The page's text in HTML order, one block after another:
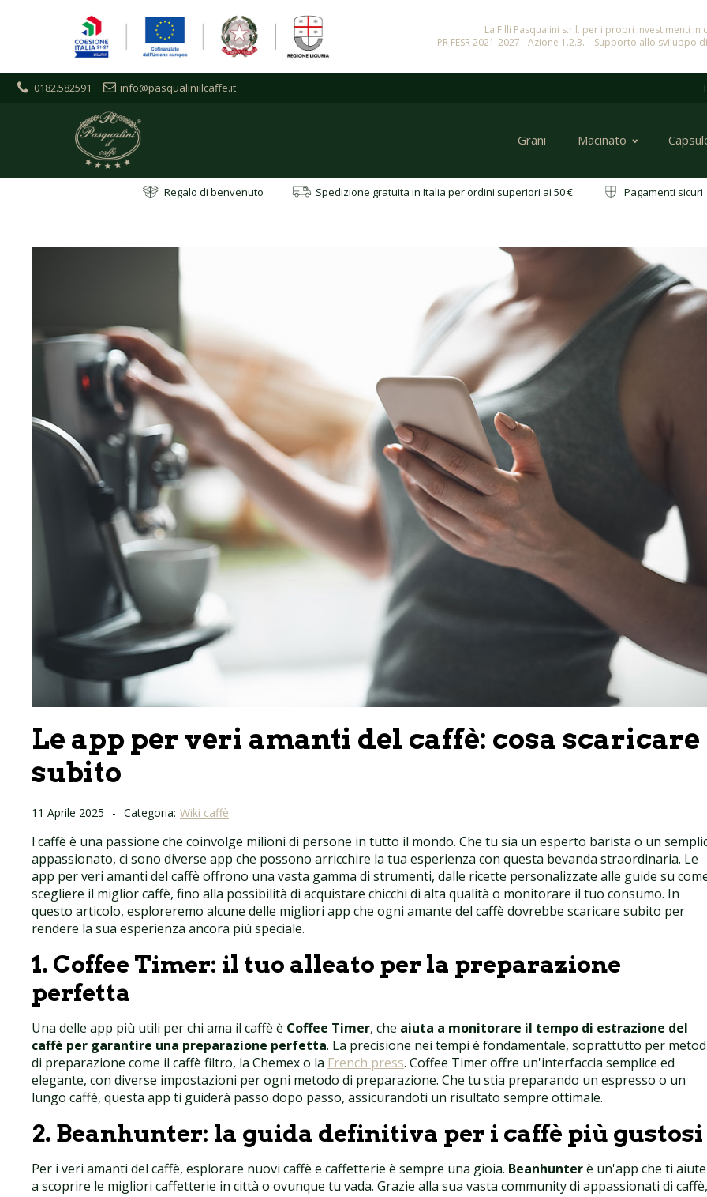
La F.lli Pasqualini s.r.l. per i propri investimenti
PR FESR 2021-2027 - Azione 1.2.3. – Supporto allo
0182.582591 info@pasqualiniilcaffe.it
Grani Macinato
Regalo di benvenuto Spedizione gratuita in Italia per ordini superiori ai 50 € Pagamenti
Le app per veri amanti del caffè: cosa scaricare
subito
11 Aprile 2025 - Categoria: Wiki caffè
l caffè è una passione che coinvolge milioni di persone in tutto il mondo. Che tu sia un esperto barista o un
appassionato, ci sono diverse app che possono arricchire la tua esperienza con questa bevanda straordinaria. Le
app per veri amanti del caffè offrono una vasta gamma di strumenti, dalle ricette personalizzate alle guide su
scegliere il miglior caffè, fino alla possibilità di acquistare chicchi di alta qualità o monitorare il tuo consumo. In
questo articolo, esploreremo alcune delle migliori app che ogni amante del caffè dovrebbe scaricare subito per
rendere la sua esperienza ancora più speciale.
1. Coffee Timer: il tuo alleato per la preparazione
perfetta
Una delle app più utili per chi ama il caffè è Coffee Timer, che aiuta a monitorare il tempo di estrazione del
caffè per garantire una preparazione perfetta. La precisione nei tempi è fondamentale, soprattutto per
di preparazione come il caffè filtro, la Chemex o la French press. Coffee Timer offre un'interfaccia semplice ed
elegante, con diverse impostazioni per ogni metodo di preparazione. Che tu stia preparando un espresso o un
lungo caffè, questa app ti guiderà passo dopo passo, assicurandoti un risultato sempre ottimale.
2. Beanhunter: la guida definitiva per i caffè più gustosi
Per i veri amanti del caffè, esplorare nuovi caffè e caffetterie è sempre una gioia. Beanhunterè un'app che ti
a scoprire le migliori caffetterie in città o ovunque tu vada. Grazie alla sua vasta community di appassionati di caffè,